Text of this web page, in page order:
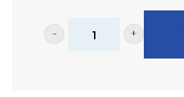
Jambon